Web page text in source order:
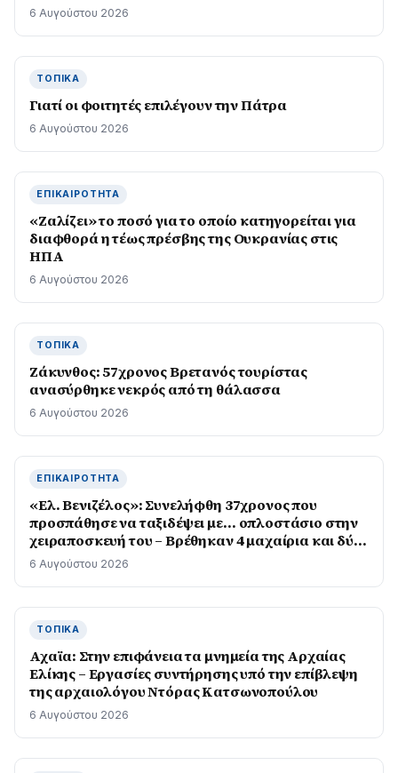
6 Αυγούστου 2026
ΤΟΠΙΚΆ
Γιατί οι φοιτητές επιλέγουν την Πάτρα
6 Αυγούστου 2026
ΕΠΙΚΑΙΡΌΤΗΤΑ
«Ζαλίζει» το ποσό για το οποίο κατηγορείται για
διαφθορά η τέως πρέσβης της Ουκρανίας στις
ΗΠΑ
6 Αυγούστου 2026
ΤΟΠΙΚΆ
Ζάκυνθος: 57χρονος Βρετανός τουρίστας
ανασύρθηκε νεκρός από τη θάλασσα
6 Αυγούστου 2026
ΕΠΙΚΑΙΡΌΤΗΤΑ
«Ελ. Βενιζέλος»: Συνελήφθη 37χρονος που
προσπάθησε να ταξιδέψει με… οπλοστάσιο στην
χειραποσκευή του – Βρέθηκαν 4 μαχαίρια και δύο
ψαλίδια κλαδέματος
6 Αυγούστου 2026
ΤΟΠΙΚΆ
Αχαϊα: Στην επιφάνεια τα μνημεία της Αρχαίας
Ελίκης – Εργασίες συντήρησης υπό την επίβλεψη
της αρχαιολόγου Ντόρας Κατσωνοπούλου
6 Αυγούστου 2026